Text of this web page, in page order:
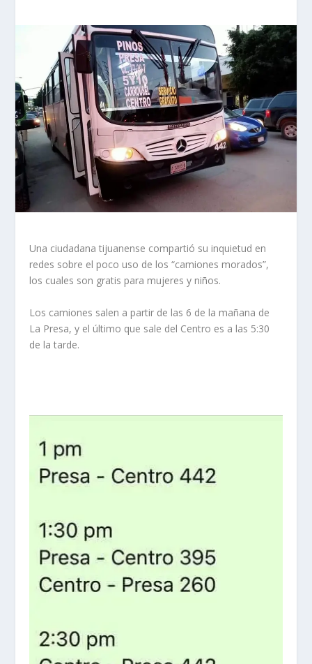
Una ciudadana tijuanense compartió su inquietud en
redes sobre el poco uso de los “camiones morados”,
los cuales son gratis para mujeres y niños.
Los camiones salen a partir de las 6 de la mañana de
La Presa, y el último que sale del Centro es a las 5:30
de la tarde.